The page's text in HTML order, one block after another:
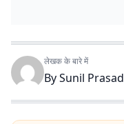
लेखक के बारे में
BySunil Prasad